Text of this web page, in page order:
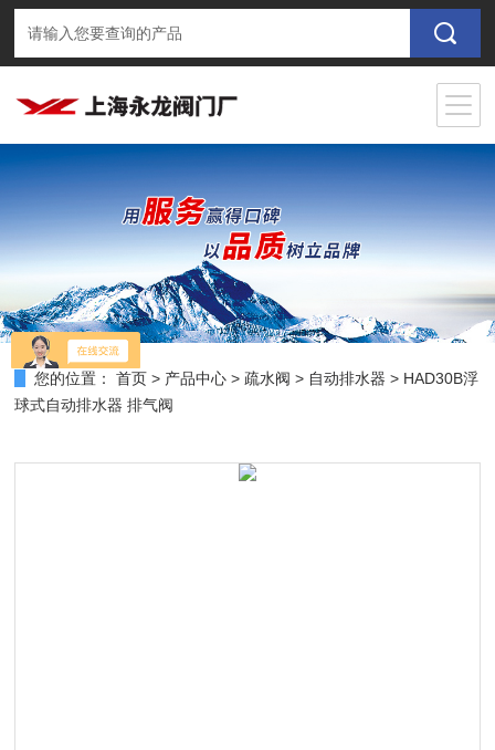
您的位置： 首页 > 产品中心 >疏水阀 > 自动排水器 > HAD30B浮
球式自动排水器 排气阀